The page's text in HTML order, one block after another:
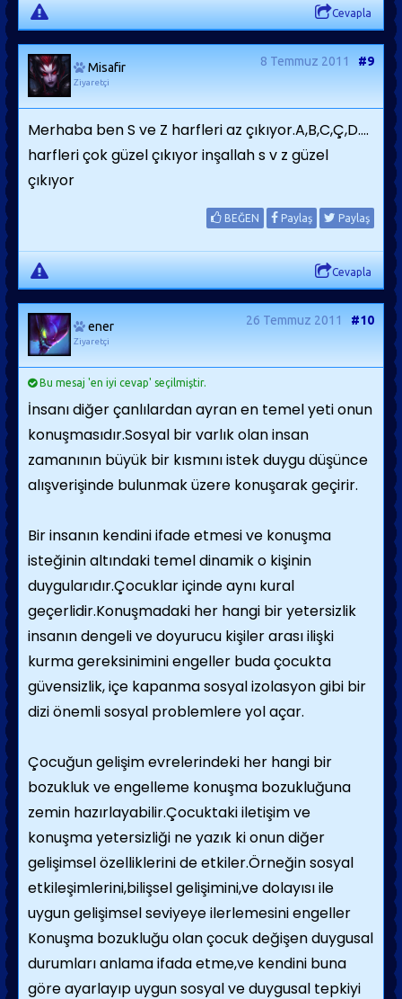
Cevapla
Misafir
Ziyaretçi
8 Temmuz 2011 #9
Merhaba ben S ve Z harfleri az çıkıyor.A,B,C,Ç,D....
harfleri çok güzel çıkıyor inşallah s v z güzel
çıkıyor
BEĞEN Paylaş Paylaş
Cevapla
ener
Ziyaretçi
26 Temmuz 2011 #10
Bu mesaj 'en iyi cevap' seçilmiştir.
İnsanı diğer çanlılardan ayran en temel yeti onun
konuşmasıdır.Sosyal bir varlık olan insan
zamanının büyük bir kısmını istek duygu düşünce
alışverişinde bulunmak üzere konuşarak geçirir.
Bir insanın kendini ifade etmesi ve konuşma
isteğinin altındaki temel dinamik o kişinin
duygularıdır.Çocuklar içinde aynı kural
geçerlidir.Konuşmadaki her hangi bir yetersizlik
insanın dengeli ve doyurucu kişiler arası ilişki
kurma gereksinimini engeller buda çocukta
güvensizlik, içe kapanma sosyal izolasyon gibi bir
dizi önemli sosyal problemlere yol açar.
Çocuğun gelişim evrelerindeki her hangi bir
bozukluk ve engelleme konuşma bozukluğuna
zemin hazırlayabilir.Çocuktaki iletişim ve
konuşma yetersizliği ne yazık ki onun diğer
gelişimsel özelliklerini de etkiler.Örneğin sosyal
etkileşimlerini,bilişsel gelişimini,ve dolayısı ile
uygun gelişimsel seviyeye ilerlemesini engeller
Konuşma bozukluğu olan çocuk değişen duygusal
durumları anlama ifada etme,ve kendini buna
göre ayarlayıp uygun sosyal ve duygusal tepkiyi